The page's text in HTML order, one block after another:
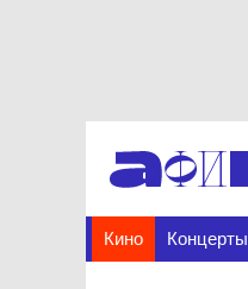
Кино Концерты